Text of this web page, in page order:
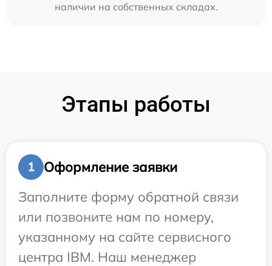
наличии на собственных складах.
Этапы работы
1
Оформление заявки
Заполните форму обратной связи
или позвоните нам по номеру,
указанному на сайте сервисного
центра IBM. Наш менеджер